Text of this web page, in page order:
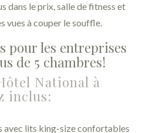
dans le prix, salle de fitness et
vues à couper le souffle.
pour les entreprises
de 5 chambres!
National à
inclus:
avec lits king-size confortables